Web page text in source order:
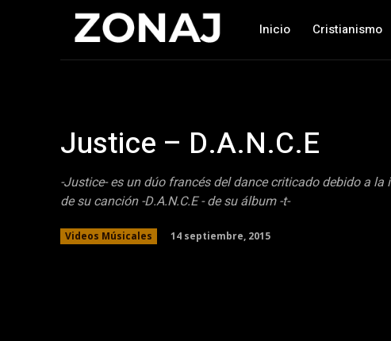
Inicio Cristianismo
Justice – D.A.N.C.E
-Justice- es un dúo francés del dance criticado debido a
de su canción -D.A.N.C.E - de su álbum -t-
Videos Músicales 14 septiembre, 2015